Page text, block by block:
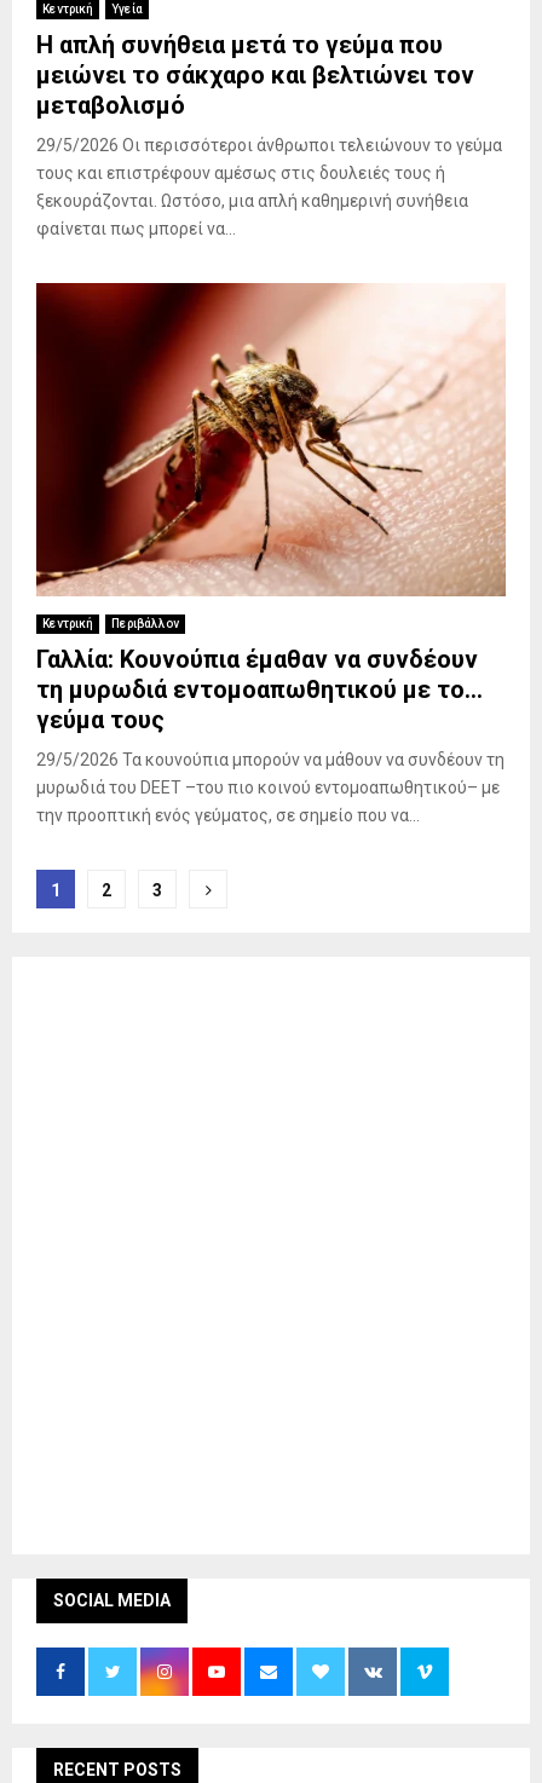
Κεντρική Υγεία
Η απλή συνήθεια μετά το γεύμα που
μειώνει το σάκχαρο και βελτιώνει τον
μεταβολισμό
29/5/2026 Οι περισσότεροι άνθρωποι τελειώνουν το γεύμα
τους και επιστρέφουν αμέσως στις δουλειές τους ή
ξεκουράζονται. Ωστόσο, μια απλή καθημερινή συνήθεια
φαίνεται πως μπορεί να...
Κεντρική Περιβάλλον
Γαλλία: Κουνούπια έμαθαν να συνδέουν
τη μυρωδιά εντομοαπωθητικού με το…
γεύμα τους
29/5/2026 Τα κουνούπια μπορούν να μάθουν να συνδέουν τη
μυρωδιά του DEET –του πιο κοινού εντομοαπωθητικού– με
την προοπτική ενός γεύματος, σε σημείο που να...
Σελιδοποίηση
1 2 3
SOCIAL MEDIA
RECENT POSTS